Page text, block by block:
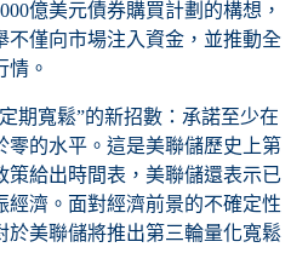
億美元債券購買計劃的構想，
不僅向市場注入資金，並推動全
情。
寬鬆”的新招數：承諾至少在
零的水平。這是美聯儲歷史上第
策給出時間表，美聯儲還表示已
濟。面對經濟前景的不確定性
於美聯儲將推出第三輪量化寬鬆